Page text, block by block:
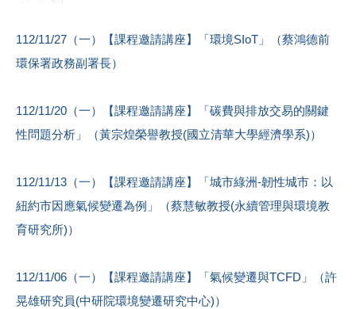
112/11/27（一）【課程邀請講座】「環境SIoT」（蔡鴻德前
環保署政務副署長）
112/11/20（一）【課程邀請講座】「碳費與排放交易的關鍵
性問題分析」（黃宗煌榮譽教授(國立清華大學經濟學系)）
112/11/13（一）【課程邀請講座】「城市綠洲-韌性城市：以
紐約市因應氣候變遷為例」（蔡慧敏教授(永續管理與環境教
育研究所)）
112/11/06（一）【課程邀請講座】「氣候變遷與TCFD」（許
晃雄研究員(中研院環境變遷研究中心)）